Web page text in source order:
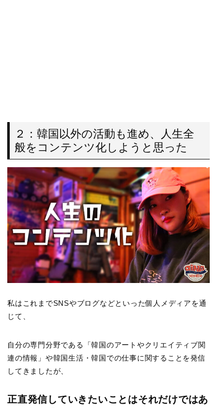
２：韓国以外の活動も進め、人生全
般をコンテンツ化しようと思った
私はこれまでSNSやブログなどといった個人メディアを通
じて、
自分の専門分野である「韓国のアートやクリエイティブ関
連の情報」や韓国生活・韓国での仕事に関することを発信
してきましたが、
正直発信していきたいことはそれだけではあ